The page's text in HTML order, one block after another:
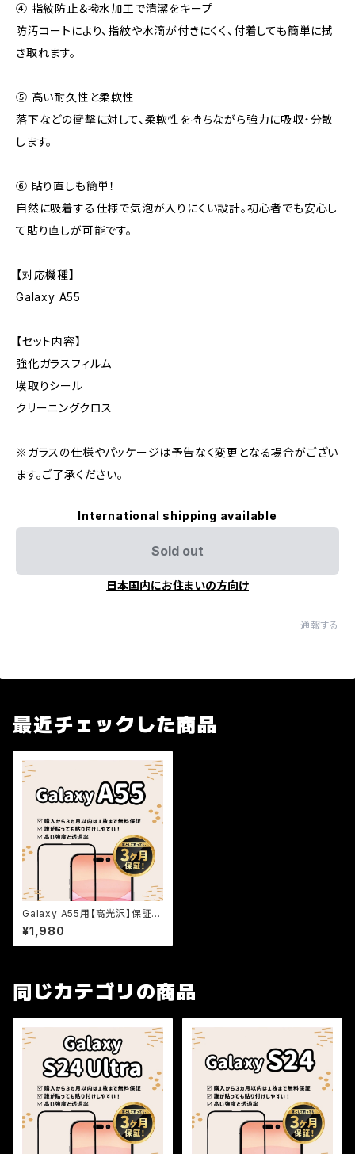
④ 指紋防止＆撥水加工で清潔をキープ
防汚コートにより、指紋や水滴が付きにくく、付着しても簡単に拭
き取れます。
⑤ 高い耐久性と柔軟性
落下などの衝撃に対して、柔軟性を持ちながら強力に吸収・分散
します。
⑥ 貼り直しも簡単！
自然に吸着する仕様で気泡が入りにくい設計。初心者でも安心し
て貼り直しが可能です。
【対応機種】
Galaxy A55
【セット内容】
強化ガラスフィルム
埃取りシール
クリーニングクロス
※ガラスの仕様やパッケージは予告なく変更となる場合がござい
ます。ご了承ください。
International shipping available
Sold out
日本国内にお住まいの方向け
通報する
最近チェックした商品
Galaxy A55用【高光沢】保証付
きガラスフィルム『鎧』全面フルカ
バー
¥1,980
同じカテゴリの商品